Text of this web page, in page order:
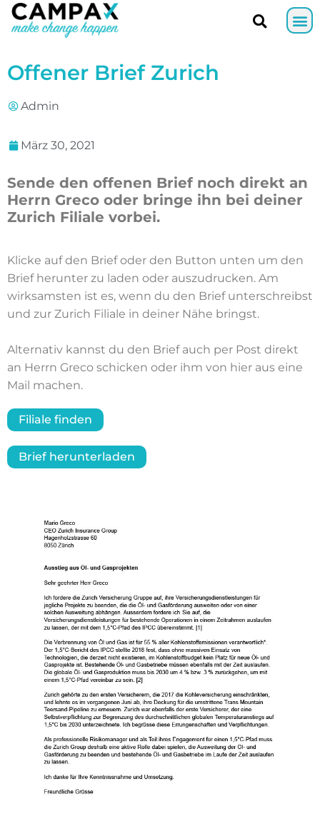
Offener Brief Zurich
Admin
März 30, 2021
Sende den offenen Brief noch direkt an
Herrn Greco oder bringe ihn bei deiner
Zurich Filiale vorbei.
Klicke auf den Brief oder den Button unten um den
Brief herunter zu laden oder auszudrucken. Am
wirksamsten ist es, wenn du den Brief unterschreibst
und zur Zurich Filiale in deiner Nähe bringst.
Alternativ kannst du den Brief auch per Post direkt
an Herrn Greco schicken oder ihm von hier aus eine
Mail machen.
Filiale finden
Brief herunterladen